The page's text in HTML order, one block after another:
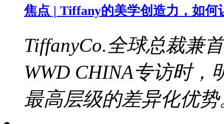
焦点 | Tiffany的美学创造力，如何
TiffanyCo.全球总裁兼
WWD CHINA专访时
最高层级的差异化优势